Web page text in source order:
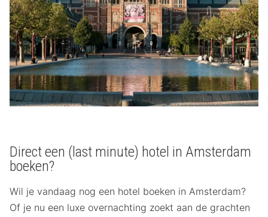
Direct een (last minute) hotel in Amsterdam
boeken?
Wil je vandaag nog een hotel boeken in Amsterdam?
Of je nu een luxe overnachting zoekt aan de grachten